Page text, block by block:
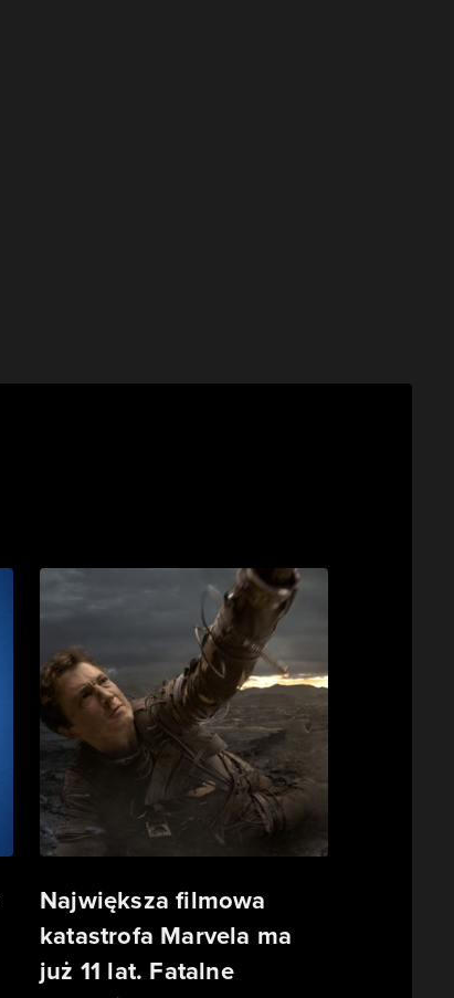
Największa filmowa
katastrofa Marvela ma
już 11 lat. Fatalne